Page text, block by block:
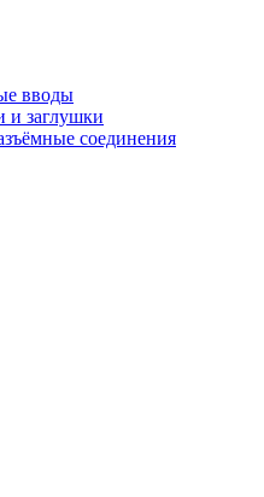
вводы
и заглушки
соединения